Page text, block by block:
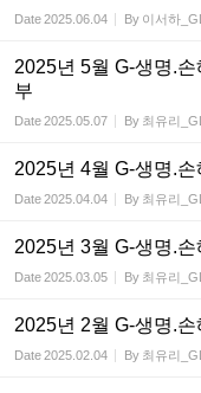
Date2025.06.04 By 이서하
2025년 5월 G-생명.
부
Date2025.05.07 By 최유리
2025년 4월 G-생명.
Date2025.04.04 By 최유리
2025년 3월 G-생명.
Date2025.03.05 By 최유리
2025년 2월 G-생명.
Date2025.02.04 By 최유리